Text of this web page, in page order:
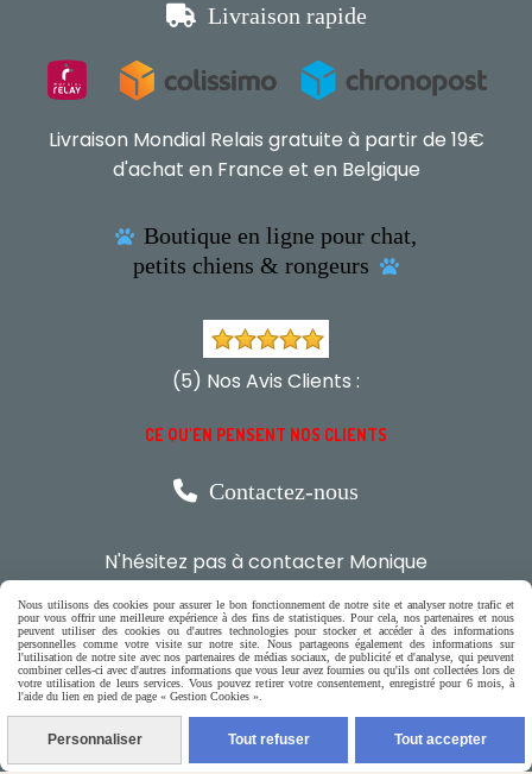
 Livraison rapide
Livraison Mondial Relais gratuite à partir de 19€
d'achat en France et en Belgique
 Boutique en ligne pour chat,
petits chiens & rongeurs

(5) Nos Avis Clients :
CE QU'EN PENSENT NOS CLIENTS
 Contactez-nous
N'hésitez pas à contacter Monique
par téléphone
0618321265
ou par message
ENVOYER UN MESSAGE
Nous utilisons des cookies pour assurer le bon fonctionnement de notre site et analyser notre trafic et
pour vous offrir une meilleure expérience à des fins de statistiques. Pour cela, nos partenaires et nous
peuvent utiliser des cookies ou d'autres technologies pour stocker et accéder à des informations
personnelles comme votre visite sur notre site. Nous partageons également des informations sur
l'utilisation de notre site avec nos partenaires de médias sociaux, de publicité et d'analyse, qui peuvent
combiner celles-ci avec d'autres informations que vous leur avez fournies ou qu'ils ont collectées lors de
votre utilisation de leurs services. Vous pouvez retirer votre consentement, enregistré pour 6 mois, à
l'aide du lien en pied de page « Gestion Cookies ».
Personnaliser Tout refuser Tout accepter